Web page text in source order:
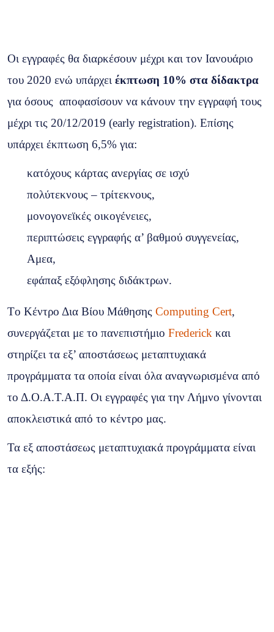
Οι εγγραφές θα διαρκέσουν μέχρι και τον Ιανουάριο
του 2020 ενώ υπάρχει έκπτωση 10% στα δίδακτρα
για όσους αποφασίσουν να κάνουν την εγγραφή τους
μέχρι τις 20/12/2019 (early registration). Επίσης
υπάρχει έκπτωση 6,5% για:
κατόχους κάρτας ανεργίας σε ισχύ
πολύτεκνους – τρίτεκνους,
μονογονεϊκές οικογένειες,
περιπτώσεις εγγραφής α’ βαθμού συγγενείας,
Αμεα,
εφάπαξ εξόφλησης διδάκτρων.
Tο Κέντρο Δια Βίου Μάθησης Computing Cert,
συνεργάζεται με το πανεπιστήμιο Frederick και
στηρίζει τα εξ’ αποστάσεως μεταπτυχιακά
προγράμματα τα οποία είναι όλα αναγνωρισμένα από
το Δ.Ο.Α.Τ.Α.Π. Οι εγγραφές για την Λήμνο γίνονται
αποκλειστικά από το κέντρο μας.
Τα εξ αποστάσεως μεταπτυχιακά προγράμματα είναι
τα εξής: